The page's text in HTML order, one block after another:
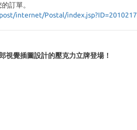
訂單。
internet/Postal/index.jsp?ID=2010217
覺插圖設計的壓克力立牌登場！